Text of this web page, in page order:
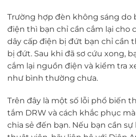
Trường hợp đèn không sáng do
điện thì bạn chỉ cần cắm lại cho
dây cấp điện bị đứt bạn chỉ cần
bị đứt. Sau khi đã sơ cứu xong,
cắm lại nguồn điện và kiểm tra
như bình thường chưa.
Trên đây là một số lỗi phổ biến
tắm DRW và cách khắc phục
chia sẻ đến bạn. Nếu bạn cần